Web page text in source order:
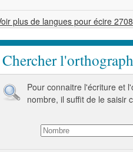
plus de langues pour écire 2708
Chercher
Pour connaitre l'écriture et
nombre, il suffit de le saisir